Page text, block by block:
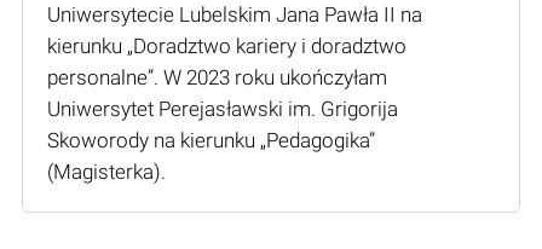
Uniwersytecie Lubelskim Jana Pawła II na
kierunku „Doradztwo kariery i doradztwo
personalne”. W 2023 roku ukończyłam
Uniwersytet Perejasławski im. Grigorija
Skoworody na kierunku „Pedagogika”
(Мagisterka).